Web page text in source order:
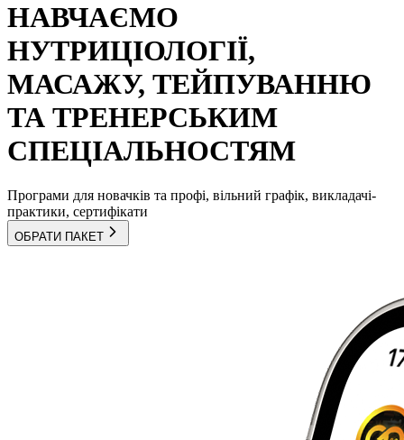
НАВЧАЄМО
НУТРИЦІОЛОГІЇ,
МАСАЖУ, ТЕЙПУВАННЮ
ТА ТРЕНЕРСЬКИМ
СПЕЦІАЛЬНОСТЯМ
Програми для новачків та профі, вільний графік, викладачі-
практики, сертифікати
ОБРАТИ ПАКЕТ